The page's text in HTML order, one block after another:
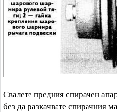
Свалете предния спирачен
без да разкачвате спирачния